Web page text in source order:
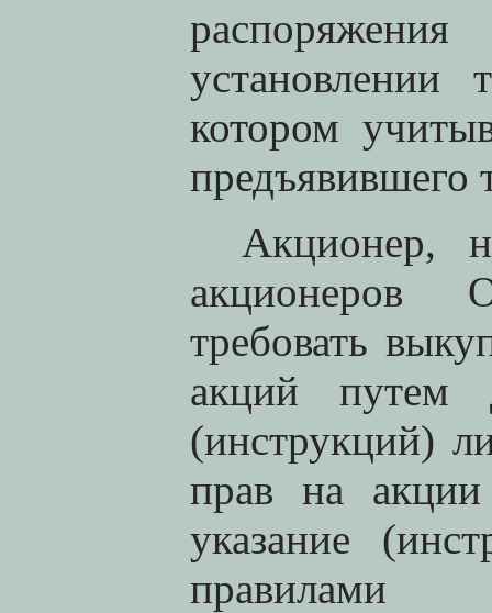
установлении
котором
предъявившего
Акционер,
акционеров
требовать
акций путем
(инструкций)
прав на
указание
правилами